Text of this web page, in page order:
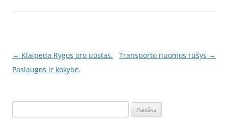
Įrašo
navigacija
← Klaipeda Rygos oro uostas.
Paslaugos ir kokybė.
Transporto nuomos rūšys →